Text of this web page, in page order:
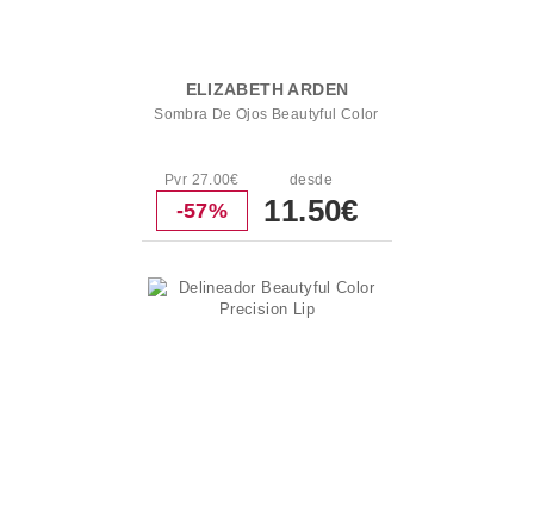
ELIZABETH ARDEN
Sombra De Ojos Beautyful Color
Pvr 27.00€
-57%
desde
11.50€